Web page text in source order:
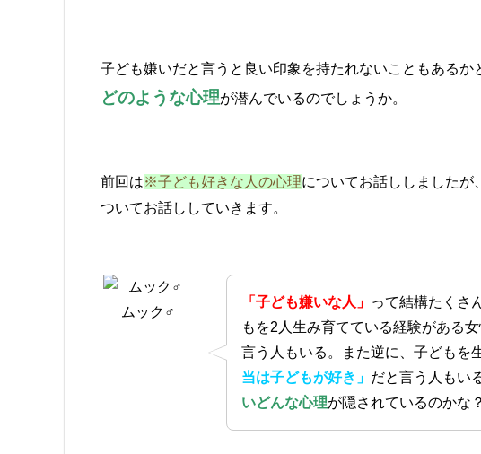
子ども嫌いだと言うと良い印象を持たれないこともあるか
どのような心理が潜んでいるのでしょうか。
前回は※子ども好きな人の心理についてお話ししましたが
ついてお話ししていきます。
ムック♂
「子ども嫌いな人」 って結構たくさ
もを2人生み育てている経験がある
言う人もいる。また逆に、子どもを
当は子どもが好き」 だと言う人もい
いどんな心理が隠されているのかな？